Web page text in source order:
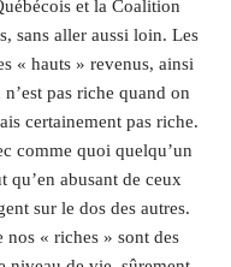
et la Coalition
sans aller aussi loin. Les
« hauts » revenus, ainsi
pas riche quand on
certainement pas riche.
comme quoi quelqu’un
qu’en abusant de ceux
sur le dos des autres.
nos « riches » sont des